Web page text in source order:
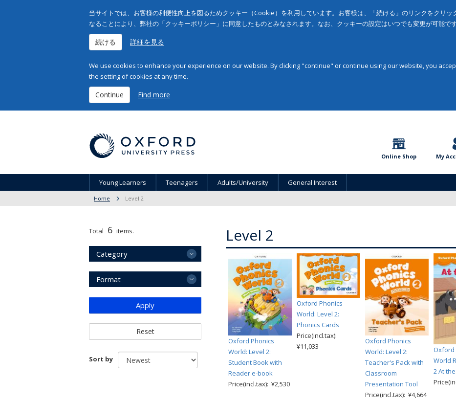
当サイトでは、お客様の利便性向上を図るためクッキー（Cookie）を利用しています。お客様は、「続ける」のリンクをクリ
なることにより、弊社の「クッキーポリシー」に同意したものとみなされます。なお、クッキーの設定はいつでも変更が可能です
続ける 詳細を見る
We use cookies to enhance your experience on our website. By clicking "continue" or continue using our website, you
the setting of cookies at any time.
Continue Find more
Online Shop My
Young Learners Teenagers Adults/University General Interest
Home Level 2
Level 2
Oxford Phonics
World: Level 2:
Student Book with
Reader e-book
Price(incl.tax): ¥2,530
Oxford Phonics
World: Level 2:
Phonics Cards
Price(incl.tax):
¥11,033
Oxford Phonics
World: Level 2:
Teacher's Pack with
Classroom
Presentation Tool
Price(incl.tax): ¥4,664
Oxford
World
2 At
Total 6 items.
Category
Format
Apply
Reset
Sort by